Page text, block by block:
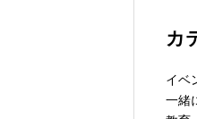
カ
イベ
一緒